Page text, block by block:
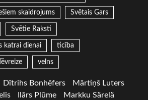
skaidrojums Svētais Gars
Svētie Raksti
katrai dienai ticība
Tēvreize velns
Dītrihs Bonhēfers
Mārtiņš Luters
Ilārs Plūme
Markku Särelä